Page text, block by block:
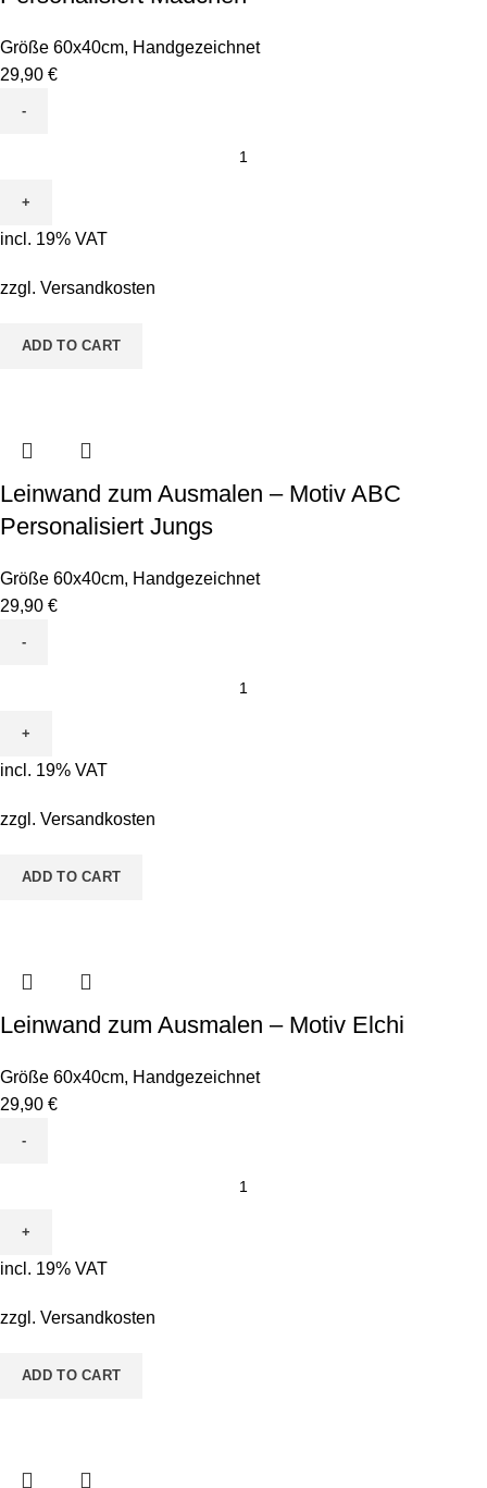
Größe 60x40cm, Handgezeichnet
29,90 €
Ausmalen
-
ABC
Mädchen
incl. 19% VAT
zzgl. Versandkosten
ADD TO CART
Leinwand zum Ausmalen – Motiv ABC
Personalisiert Jungs
Größe 60x40cm, Handgezeichnet
29,90 €
Ausmalen
-
ABC
Jungs
incl. 19% VAT
zzgl. Versandkosten
ADD TO CART
Leinwand zum Ausmalen – Motiv Elchi
Größe 60x40cm, Handgezeichnet
29,90 €
Ausmalen
-
Elchi
incl. 19% VAT
zzgl. Versandkosten
ADD TO CART